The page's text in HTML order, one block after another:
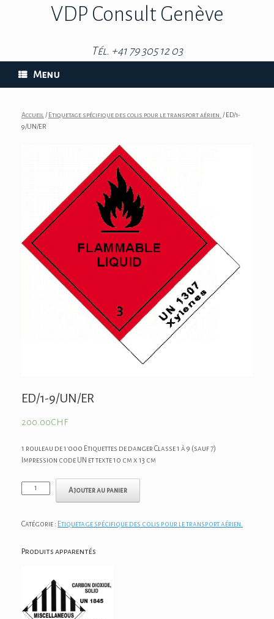
VDP Consult Genève
Tél. +41 79 305 12 03
Menu
Accueil /Etiquetage spécifique des colis pour le transport aérien. / ED/1-
9/UN/ER
ED/1-9/UN/ER
200.00CHF
1 rouleau de 1'000 Etiquettes de danger Classe 1 à 9 (sauf 7)
Impression code UN et texte 10 cm x 13 cm
Ajouter au panier
Catégorie : Etiquetage spécifique des colis pour le transport aérien.
Produits apparentés